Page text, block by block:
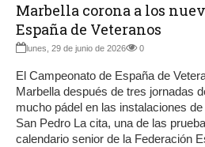
Marbella corona a los
España de Veteranos
lunes, 29 de junio de 2026 0
El Campeonato de España de
Marbella después de tres jornadas
mucho pádel en las instalaciones
San Pedro La cita, una de las
calendario senior de la Federación